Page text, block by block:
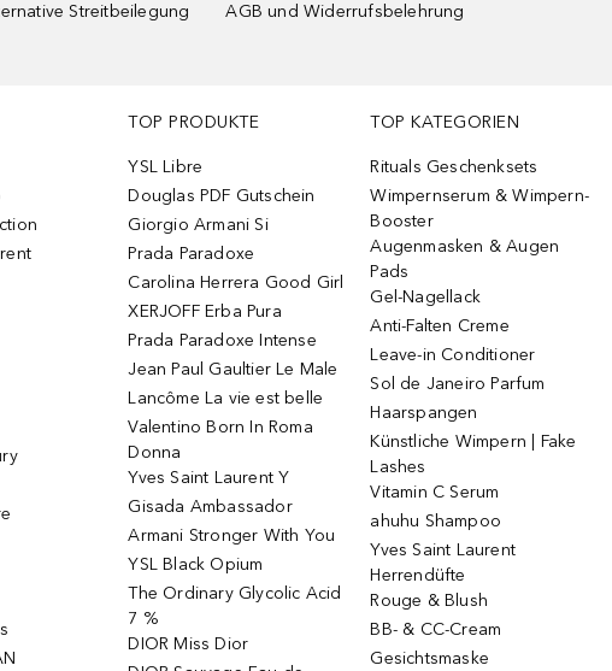
Streitbeilegung
AGB und Widerrufsbelehrung
TOP PRODUKTE
YSL Libre
Douglas PDF Gutschein
Giorgio Armani Si
Prada Paradoxe
Carolina Herrera Good Girl
XERJOFF Erba Pura
Prada Paradoxe Intense
Jean Paul Gaultier Le Male
Lancôme La vie est belle
Valentino Born In Roma
Donna
Yves Saint Laurent Y
Gisada Ambassador
Armani Stronger With You
YSL Black Opium
The Ordinary Glycolic Acid
7 %
DIOR Miss Dior
TOP KATEGORIEN
Rituals Geschenksets
Wimpernserum & Wimpern-
Booster
Augenmasken & Augen
Pads
Gel-Nagellack
Anti-Falten Creme
Leave-in Conditioner
Sol de Janeiro Parfum
Haarspangen
Künstliche Wimpern | Fake
Lashes
Vitamin C Serum
ahuhu Shampoo
Yves Saint Laurent
Herrendüfte
Rouge & Blush
BB- & CC-Cream
Gesichtsmaske